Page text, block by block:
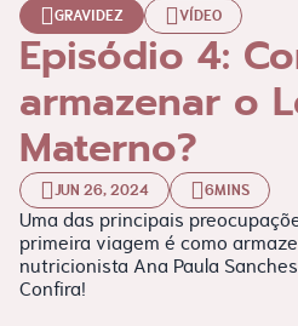
GRAVIDEZ VÍDEO
Episódio 4:
armazenar o
Materno?
JUN 26, 2024 6MINS
Uma das principais
primeira viagem é como
nutricionista Ana Paula
Confira!